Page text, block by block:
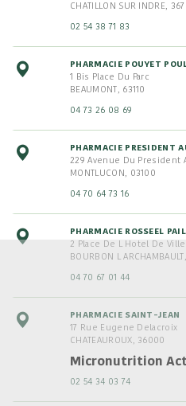
CHATILLON SUR INDRE,
02 54 38 71 83
PHARMACIE POUYET
1 Bis Place Du Parc
BEAUMONT, 63110
04 73 26 08 69
PHARMACIE PRESIDENT
229 Avenue Du President
MONTLUCON, 03100
04 70 64 73 16
PHARMACIE ROSSEEL
2 Place De L Hotel De Ville
BOURBON L
04 70 67 01 44
PHARMACIE SAINT-JEAN
17 Rue Eugene Delacroix
CHATEAUROUX, 36000
Micronutrition
02 54 34 03 74